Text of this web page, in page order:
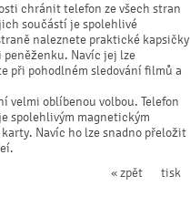
chránit telefon ze všech stran
součástí je spolehlivé
naleznete praktické kapsičky
Navíc jej lze
při pohodlném sledování filmů a
velmi oblíbenou volbou. Telefon
spolehlivým magnetickým
Navíc ho lze snadno přeložit
tisk
« zpět